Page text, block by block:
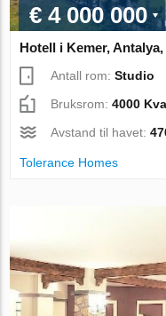
€ 4 000 000
Hotell i Kemer, Antalya,
Antall rom:Studio
Bruksrom:4000
Avstand til havet:
Tolerance Homes